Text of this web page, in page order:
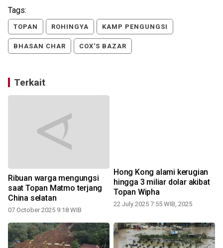
Tags:
TOPAN ROHINGYA KAMP PENGUNGSI
BHASAN CHAR COX'S BAZAR
Terkait
Ribuan warga mengungsi
saat Topan Matmo terjang
China selatan
07 October 2025 9:18 WIB
Hong Kong alami kerugian
hingga 3 miliar dolar akibat
Topan Wipha
22 July 2025 7:55 WIB, 2025